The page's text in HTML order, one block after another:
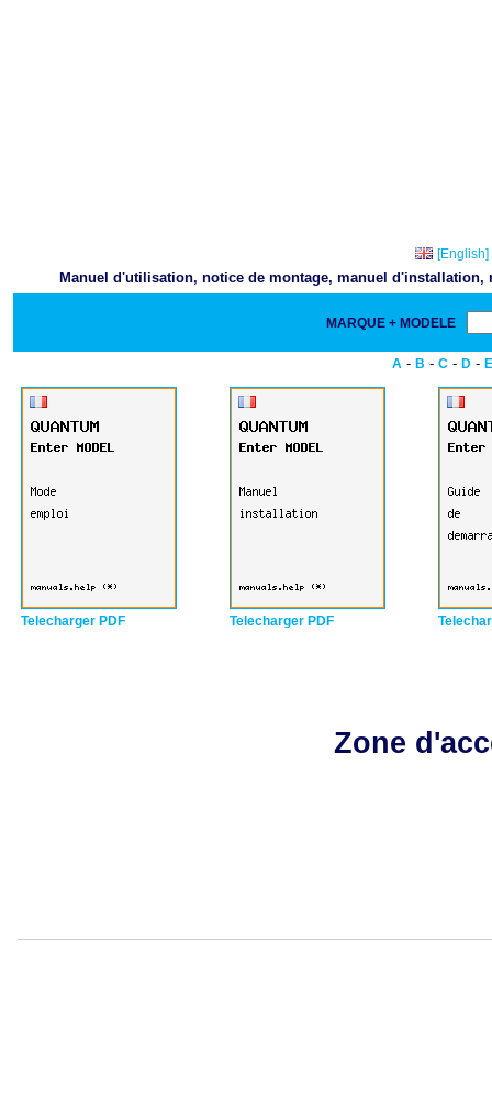
[English]
Manuel d'utilisation, notice de montage, manuel
MARQUE + MODELE
A - B - C - D -
Telecharger PDF Telecharger PDF
Zone